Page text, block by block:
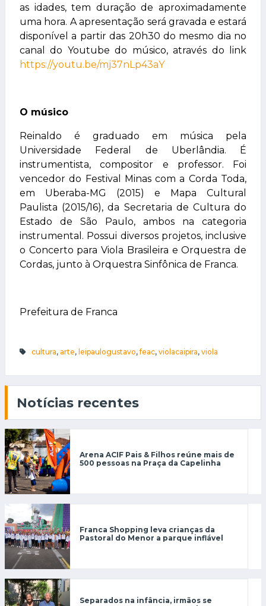
as idades, tem duração de aproximadamente
uma hora. A apresentação será gravada e estará
disponível a partir das 20h30 do mesmo dia no
canal do Youtube do músico, através do link
https://youtu.be/mj37nLp43aY
O músico
Reinaldo é graduado em música pela
Universidade Federal de Uberlândia. É
instrumentista, compositor e professor. Foi
vencedor do Festival Minas com a Corda Toda,
em Uberaba-MG (2015) e Mapa Cultural
Paulista (2015/16), da Secretaria de Cultura do
Estado de São Paulo, ambos na categoria
instrumental. Possui diversos projetos, inclusive
o Concerto para Viola Brasileira e Orquestra de
Cordas, junto à Orquestra Sinfônica de Franca.
Prefeitura de Franca
cultura, arte, leipaulogustavo,feac,violacaipira,viola
Notícias recentes
Arena ACIF Pais & Filhos reúne mais de
500 pessoas na Praça da Capelinha
Franca Shopping leva crianças da
Pastoral do Menor a parque inflável
Separados na infância, irmãos se